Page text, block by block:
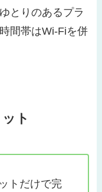
とりのあるプラ
間帯はWi-Fiを併
ト
トだけで完